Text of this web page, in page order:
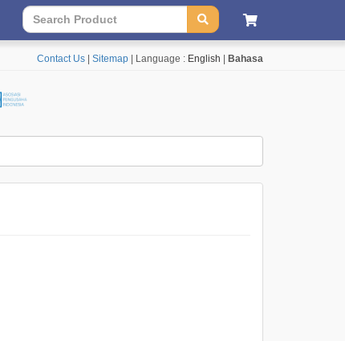
Contact Us Sitemap | Language : English Bahasa